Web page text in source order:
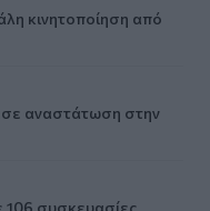
κινητοποίηση από
αναστάτωση στην
συσκευασίες